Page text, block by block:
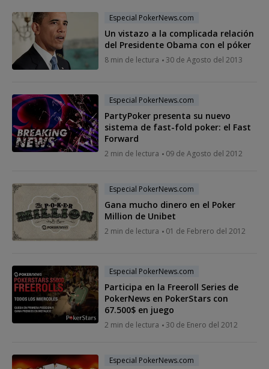
Especial PokerNews.com
Un vistazo a la complicada relación
del Presidente Obama con el póker
8 min de lectura 30 de Agosto del 2013
Especial PokerNews.com
PartyPoker presenta su nuevo
sistema de fast-fold poker: el Fast
Forward
2 min de lectura 09 de Agosto del 2012
Especial PokerNews.com
Gana mucho dinero en el Poker
Million de Unibet
2 min de lectura 01 de Febrero del 2012
Especial PokerNews.com
Participa en la Freeroll Series de
PokerNews en PokerStars con
67.500$ en juego
2 min de lectura 30 de Enero del 2012
Especial PokerNews.com